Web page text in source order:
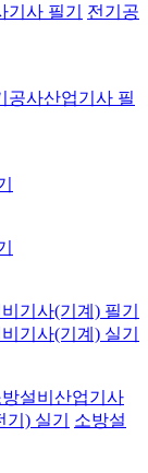
기사 필기
전기공
공사산업기사 필
기사(기계) 필기
기사(기계) 실기
방설비산업기사
) 실기
소방설